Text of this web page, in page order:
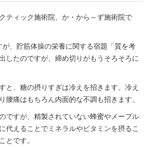
ティック施術院、か・から～ず施術院で
、貯筋体操の栄養に関する宿題「質を考
したのですが、締め切りがもうそろそろに
と、糖の摂りすぎは冷えを招きます。冷え
腰痛はもちろん内面的な不調も招きます。
ですが、精製されていない蜂蜜やメープル
代えることでミネラルやビタミンを摂るこ
とです。